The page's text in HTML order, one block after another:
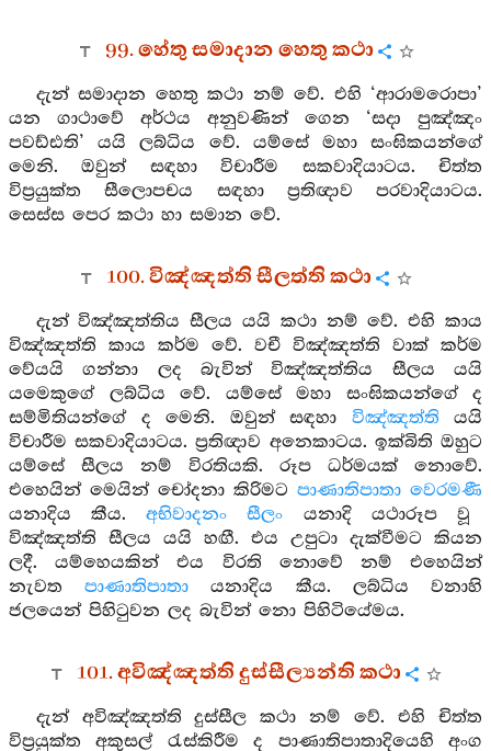
99. හේතු සමාදාන හෙතු කථා
දැන් සමාදාන හෙතු කථා නම් වේ. එහි ‘ආරාමරොපා’
යන ගාථාවේ අර්ථය අනුවණින් ගෙන ‘සදා පුඤ්ඤං
පවඩ්ඪති’ යයි ලබ්ධිය වේ. යම්සේ මහා සංඝිකයන්ගේ
මෙනි. ඔවුන් සඳහා විචාරීම සකවාදියාටය. චිත්ත
විප්‍රයුක්ත සීලොපචය සඳහා ප්‍රතිඥාව පරවාදියාටය.
සෙස්ස පෙර කථා හා සමාන වේ.
100. විඤ්ඤත්ති සීලත්ති කථා
දැන් විඤ්ඤත්තිය සීලය යයි කථා නම් වේ. එහි කාය
විඤ්ඤත්ති කාය කර්ම වේ. වචී විඤ්ඤත්ති වාක් කර්ම
වේයයි ගන්නා ලද බැවින් විඤ්ඤත්තිය සීලය යයි
යමෙකුගේ ලබ්ධිය වේ. යම්සේ මහා සංඝිකයන්ගේ ද
සම්මිතියන්ගේ ද මෙනි. ඔවුන් සඳහා විඤ්ඤත්ති යයි
විචාරීම සකවාදියාටය. ප්‍රතිඥාව අනෙකාටය. ඉක්බිති ඔහුට
යම්සේ සීලය නම් විරතියකි. රූප ධර්මයක් නොවේ.
එහෙයින් මෙයින් චෝදනා කිරිමට පාණාතිපාතා වෙරමණී
යනාදිය කීය.අභිවාදනං සීලං යනාදි යථාරූප වූ
විඤ්ඤත්ති සීලය යයි හඟී. එය උපුටා දැක්වීමට කියන
ලදී. යම්හෙයකින් එය විරති නොවේ නම් එහෙයින්
නැවතපාණාතිපාතායනාදිය කීය. ලබ්ධිය වනාහි
ජලයෙන් පිහිටුවන ලද බැවින් නො පිහිටියේමය.
101. අවිඤ්ඤත්ති දුස්සීල්‍යන්ති කථා
දැන් අවිඤ්ඤත්ති දුස්සීල කථා නම් වේ. එහි චිත්ත
විප්‍රයුක්ත අකුසල් රැස්කිරීම ද පාණාතිපාතාදියෙහි අංග